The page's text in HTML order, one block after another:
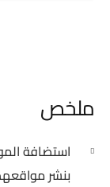
ملخص
استضافة
بنشر